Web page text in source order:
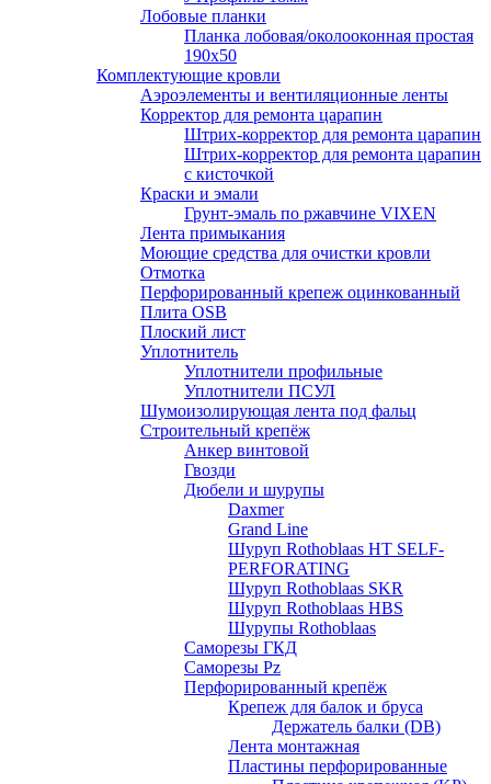
Лобовые планки
Планка лобовая/околооконная простая
190х50
Комплектующие кровли
Аэроэлементы и вентиляционные ленты
Корректор для ремонта царапин
Штрих-корректор для ремонта царапин
Штрих-корректор для ремонта царапин
с кисточкой
Краски и эмали
Грунт-эмаль по ржавчине VIXEN
Лента примыкания
Моющие средства для очистки кровли
Отмотка
Перфорированный крепеж оцинкованный
Плита OSB
Плоский лист
Уплотнитель
Уплотнители профильные
Уплотнители ПСУЛ
Шумоизолирующая лента под фальц
Строительный крепёж
Анкер винтовой
Гвозди
Дюбели и шурупы
Daxmer
Grand Line
Шуруп Rothoblaas HT SELF-
PERFORATING
Шуруп Rothoblaas SKR
Шуруп Rothoblaas НВS
Шурупы Rothoblaas
Саморeзы ГКД
Саморезы Pz
Перфорированный крепёж
Крепеж для балок и бруса
Держатель балки (DB)
Лента монтажнaя
Пластины перфорированные